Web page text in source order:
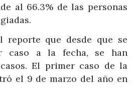
al 66.3% de las personas
reporte que desde que se
caso a la fecha, se han
El primer caso de la
el 9 de marzo del año en